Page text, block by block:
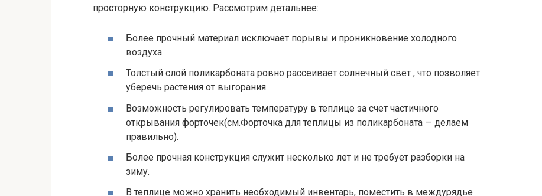
просторную конструкцию. Рассмотрим детальнее:
Более прочный материал исключает порывы и проникновение холодного
воздуха
Толстый слой поликарбоната ровно рассеивает солнечный свет , что позволяет
уберечь растения от выгорания.
Возможность регулировать температуру в теплице за счет частичного
открывания форточек(см.Форточка для теплицы из поликарбоната — делаем
правильно).
Более прочная конструкция служит несколько лет и не требует разборки на
зиму.
В теплице можно хранить необходимый инвентарь, поместить в междурядье